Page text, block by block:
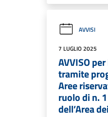
AVVISI
7 LUGLIO 2025
AVVISO
tramite
Aree
ruolo di n.
dell’Area